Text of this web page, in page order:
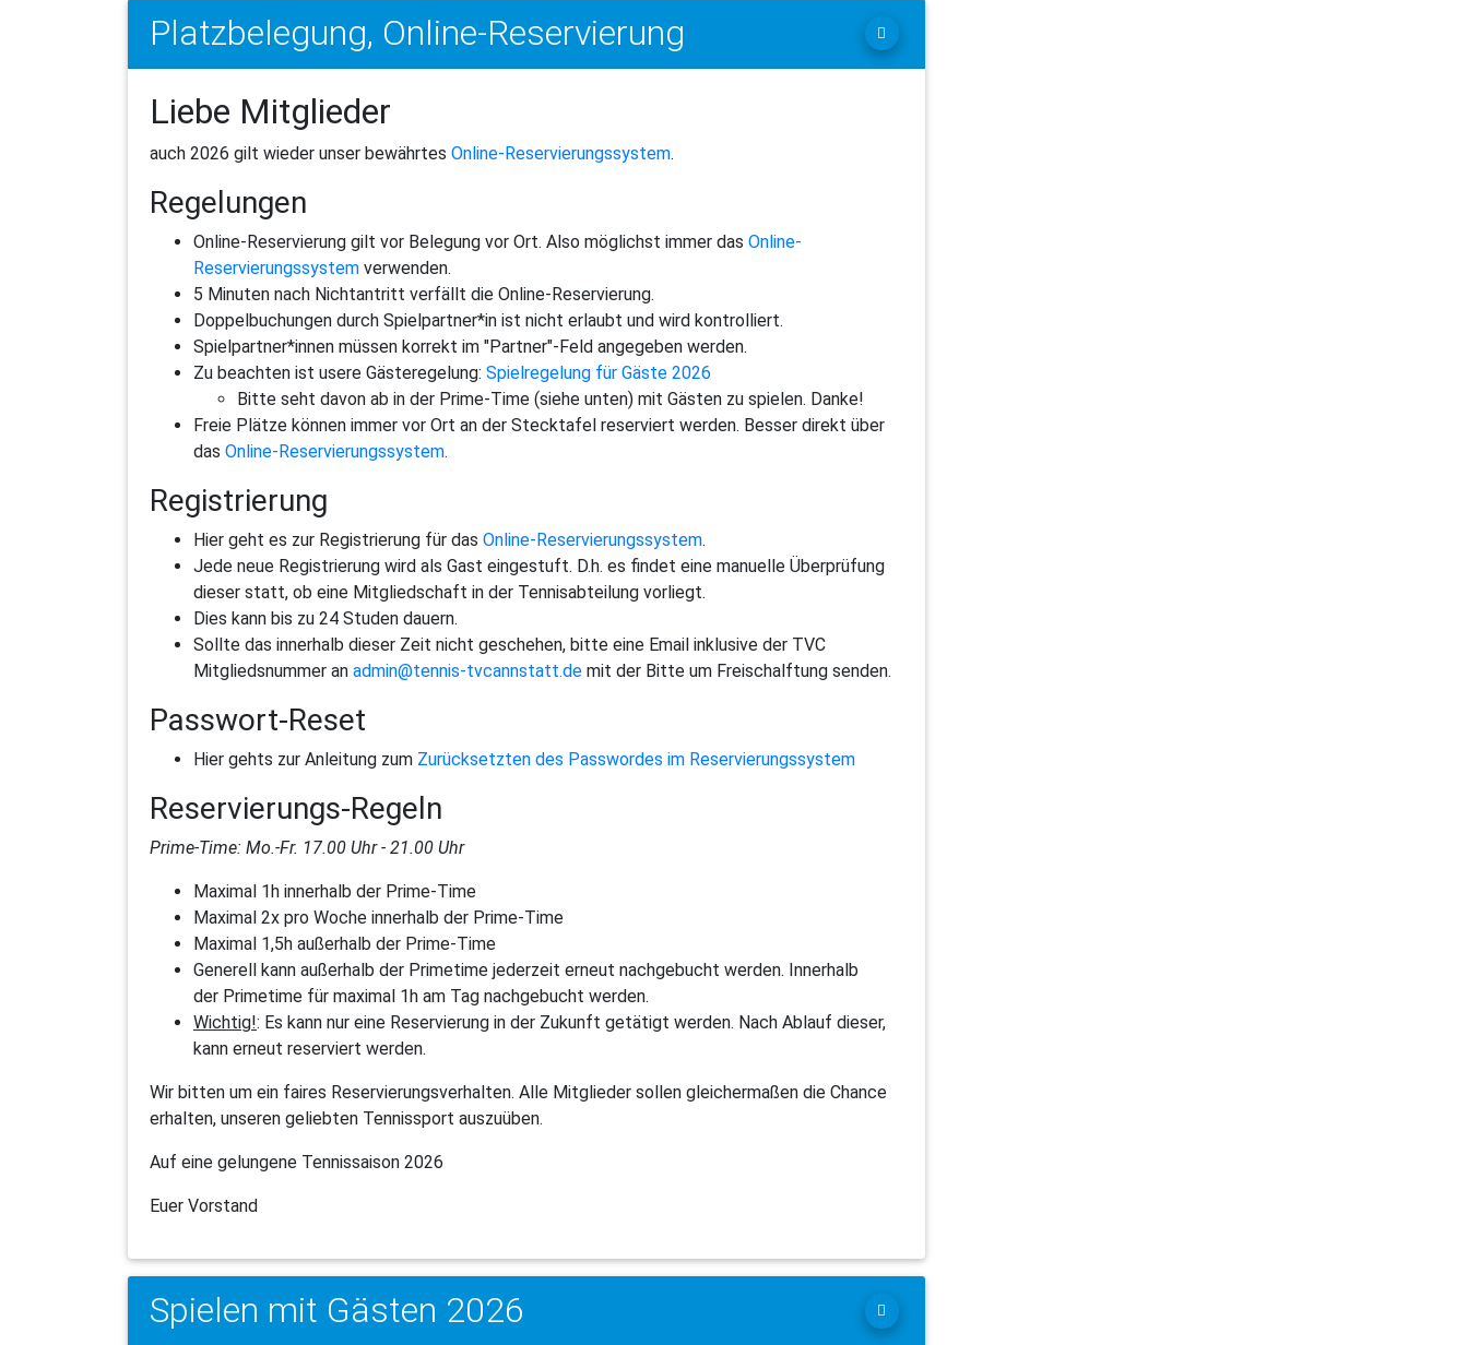
Platzbelegung, Online-Reservierung
Liebe Mitglieder
auch 2026 gilt wieder unser bewährtes Online-Reservierungssystem.
Regelungen
Online-Reservierung gilt vor Belegung vor Ort. Also möglichst immer das Online-
Reservierungssystem verwenden.
5 Minuten nach Nichtantritt verfällt die Online-Reservierung.
Doppelbuchungen durch Spielpartner*in ist nicht erlaubt und wird kontrolliert.
Spielpartner*innen müssen korrekt im "Partner"-Feld angegeben werden.
Zu beachten ist usere Gästeregelung: Spielregelung für Gäste 2026
Bitte seht davon ab in der Prime-Time (siehe unten) mit Gästen zu spielen. Danke!
Freie Plätze können immer vor Ort an der Stecktafel reserviert werden. Besser direkt über
das Online-Reservierungssystem.
Registrierung
Hier geht es zur Registrierung für das Online-Reservierungssystem.
Jede neue Registrierung wird als Gast eingestuft. D.h. es findet eine manuelle Überprüfung
dieser statt, ob eine Mitgliedschaft in der Tennisabteilung vorliegt.
Dies kann bis zu 24 Studen dauern.
Sollte das innerhalb dieser Zeit nicht geschehen, bitte eine Email inklusive der TVC
Mitgliedsnummer an admin@tennis-tvcannstatt.de mit der Bitte um Freischalftung senden.
Passwort-Reset
Hier gehts zur Anleitung zum Zurücksetzten des Passwordes im Reservierungssystem
Reservierungs-Regeln
Prime-Time: Mo.-Fr. 17.00 Uhr - 21.00 Uhr
Maximal 1h innerhalb der Prime-Time
Maximal 2x pro Woche innerhalb der Prime-Time
Maximal 1,5h außerhalb der Prime-Time
Generell kann außerhalb der Primetime jederzeit erneut nachgebucht werden. Innerhalb
der Primetime für maximal 1h am Tag nachgebucht werden.
Wichtig!: Es kann nur eine Reservierung in der Zukunft getätigt werden. Nach Ablauf dieser,
kann erneut reserviert werden.
Wir bitten um ein faires Reservierungsverhalten. Alle Mitglieder sollen gleichermaßen die Chance
erhalten, unseren geliebten Tennissport auszuüben.
Auf eine gelungene Tennissaison 2026
Euer Vorstand
Spielen mit Gästen 2026